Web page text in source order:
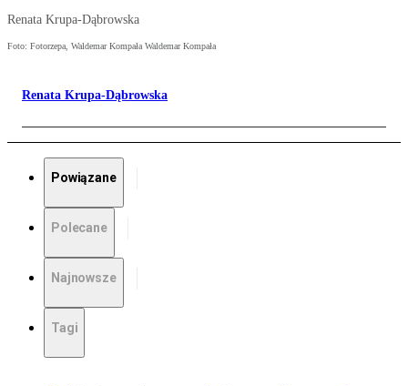
Renata Krupa-Dąbrowska
Foto: Fotorzepa, Waldemar Kompała Waldemar Kompała
Renata Krupa-Dąbrowska
Powiązane
Polecane
Najnowsze
Tagi